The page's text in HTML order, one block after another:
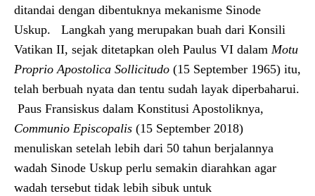
ditandai dengan dibentuknya mekanisme Sinode
Uskup. Langkah yang merupakan buah dari Konsili
Vatikan II, sejak ditetapkan oleh Paulus VI dalam Motu
Proprio Apostolica Sollicitudo (15 September 1965) itu,
telah berbuah nyata dan tentu sudah layak diperbaharui.
Paus Fransiskus dalam Konstitusi Apostoliknya,
Communio Episcopalis (15 September 2018)
menuliskan setelah lebih dari 50 tahun berjalannya
wadah Sinode Uskup perlu semakin diarahkan agar
wadah tersebut tidak lebih sibuk untuk